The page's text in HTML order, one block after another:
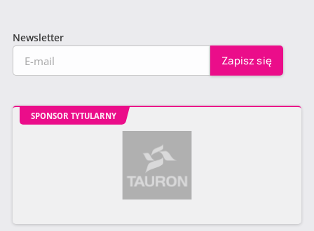
Newsletter
SPONSOR TYTULARNY